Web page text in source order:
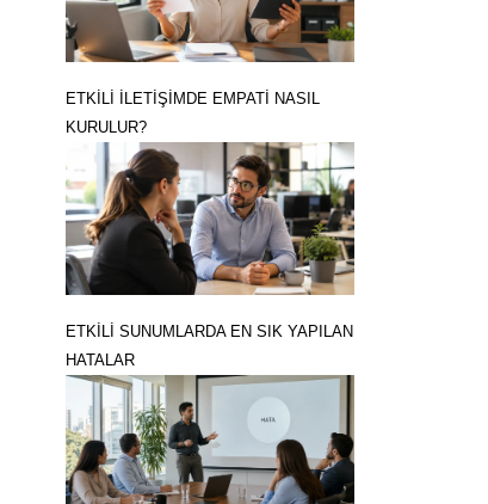
ETKİLİ İLETİŞİMDE EMPATİ NASIL
KURULUR?
ETKİLİ SUNUMLARDA EN SIK YAPILAN
HATALAR